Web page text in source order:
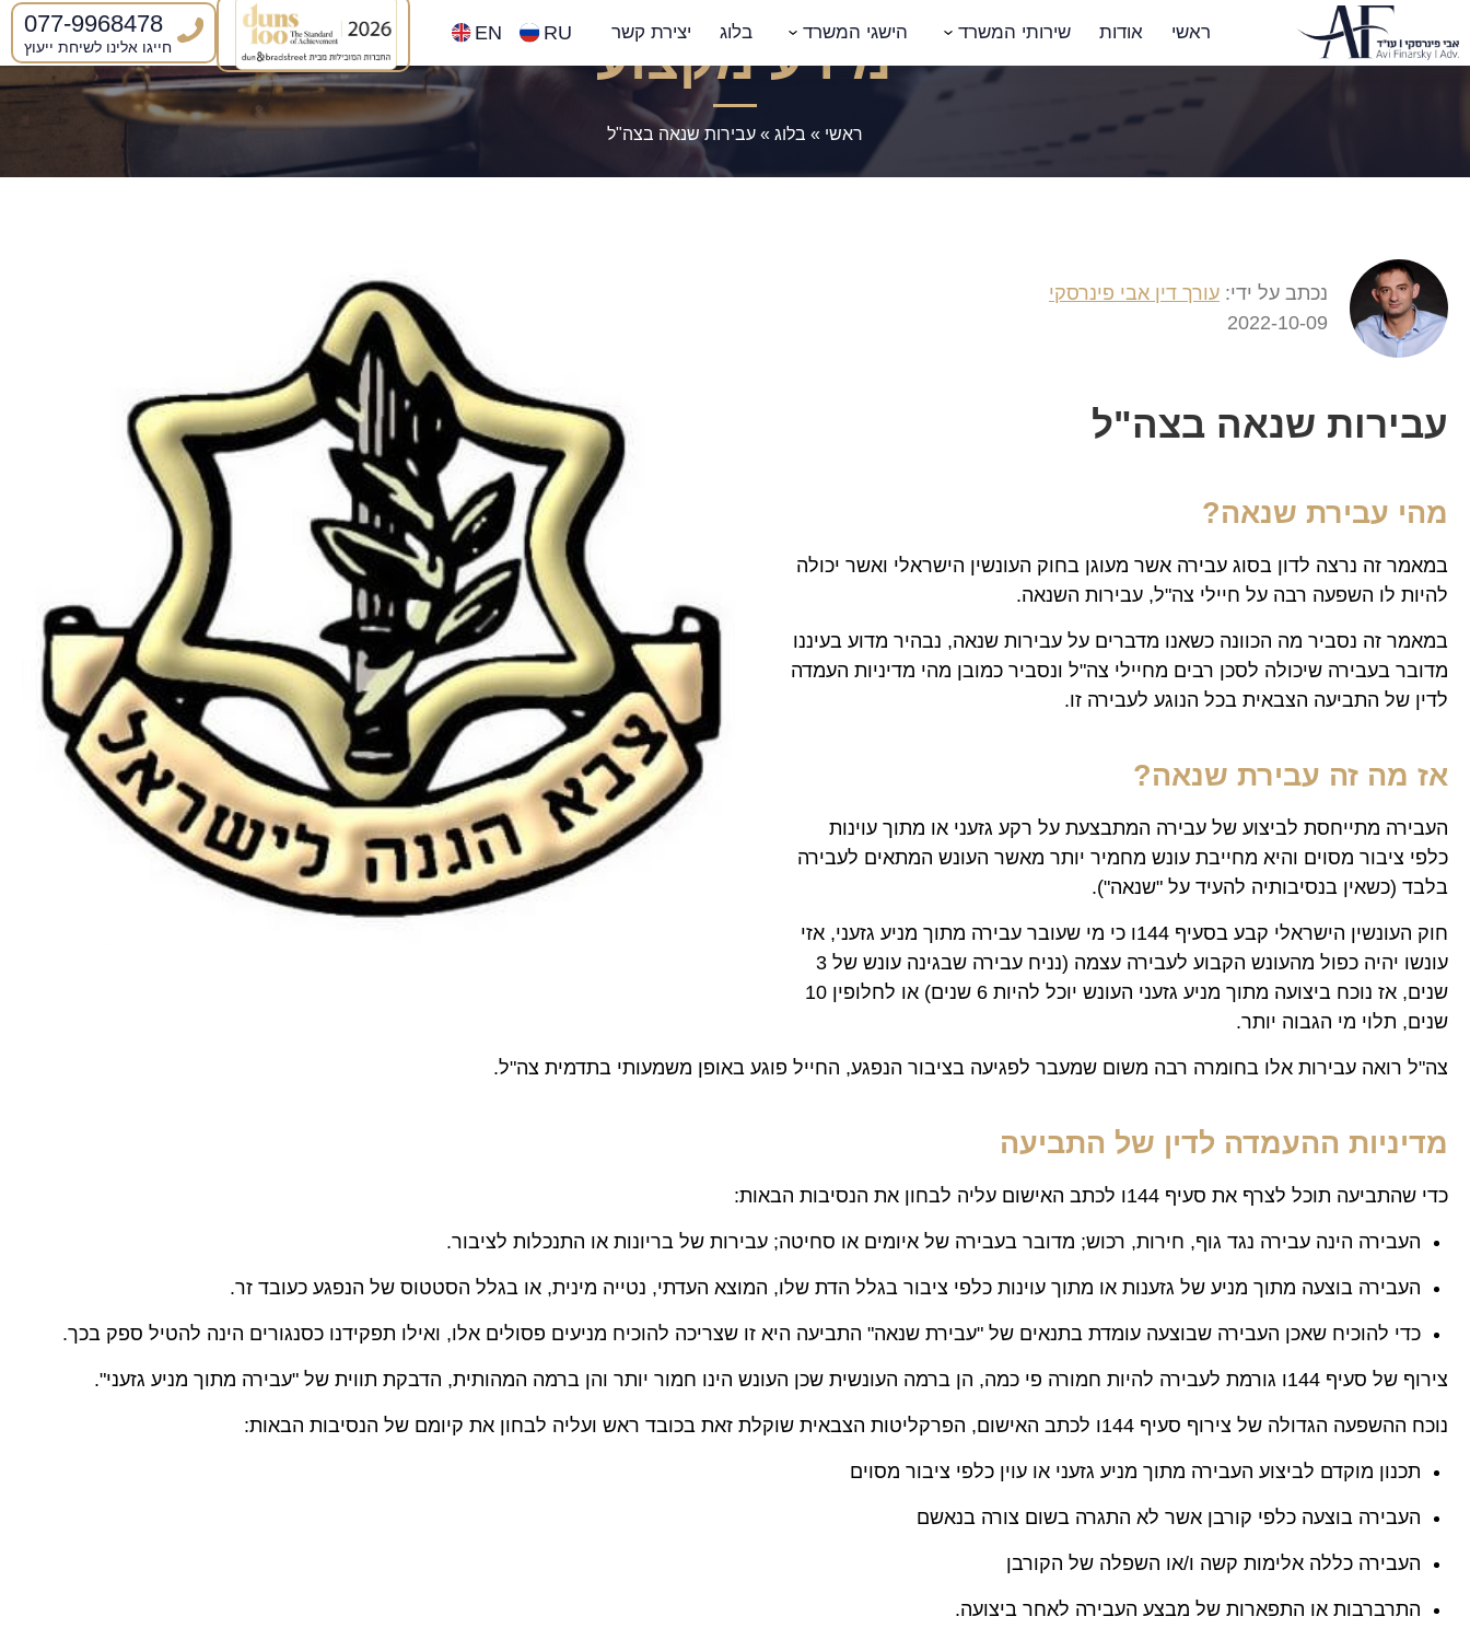
ראשי אודות שירותי המשרד הישגי המשרד בלוג יצירת קשר RU
EN
077-9968478
חייגו אלינו לשיחת ייעוץ מידע מקצועי
ראשי » בלוג » עבירות שנאה בצה"ל
נכתב על ידי: עורך דין אבי פינרסקי
2022-10-09
עבירות שנאה בצה"ל
מהי עבירת שנאה?
במאמר זה נרצה לדון בסוג עבירה אשר מעוגן בחוק העונשין הישראלי ואשר יכולה
להיות לו השפעה רבה על חיילי צה"ל, עבירות השנאה.
במאמר זה נסביר מה הכוונה כשאנו מדברים על עבירות שנאה, נבהיר מדוע בעיננו
מדובר בעבירה שיכולה לסכן רבים מחיילי צה"ל ונסביר כמובן מהי מדיניות העמדה
לדין של התביעה הצבאית בכל הנוגע לעבירה זו.
אז מה זה עבירת שנאה?
העבירה מתייחסת לביצוע של עבירה המתבצעת על רקע גזעני או מתוך עוינות
כלפי ציבור מסוים והיא מחייבת עונש מחמיר יותר מאשר העונש המתאים לעבירה
בלבד (כשאין בנסיבותיה להעיד על "שנאה").
חוק העונשין הישראלי קבע בסעיף 144ו כי מי שעובר עבירה מתוך מניע גזעני, אזי
עונשו יהיה כפול מהעונש הקבוע לעבירה עצמה (נניח עבירה שבגינה עונש של 3
שנים, אז נוכח ביצועה מתוך מניע גזעני העונש יוכל להיות 6 שנים) או לחלופין 10
שנים, תלוי מי הגבוה יותר.
צה"ל רואה עבירות אלו בחומרה רבה משום שמעבר לפגיעה בציבור הנפגע, החייל פוגע באופן משמעותי בתדמית צה"ל.
מדיניות ההעמדה לדין של התביעה
כדי שהתביעה תוכל לצרף את סעיף 144ו לכתב האישום עליה לבחון את הנסיבות הבאות:
העבירה הינה עבירה נגד גוף, חירות, רכוש; מדובר בעבירה של איומים או סחיטה; עבירות של בריונות או התנכלות לציבור.
העבירה בוצעה מתוך מניע של גזענות או מתוך עוינות כלפי ציבור בגלל הדת שלו, המוצא העדתי, נטייה מינית, או בגלל הסטטוס של הנפגע כעובד זר.
כדי להוכיח שאכן העבירה שבוצעה עומדת בתנאים של "עבירת שנאה" התביעה היא זו שצריכה להוכיח מניעים פסולים אלו, ואילו תפקידנו כסנגורים הינה להטיל ספק בכך.
צירוף של סעיף 144ו גורמת לעבירה להיות חמורה פי כמה, הן ברמה העונשית שכן העונש הינו חמור יותר והן ברמה המהותית, הדבקת תווית של "עבירה מתוך מניע גזעני".
נוכח ההשפעה הגדולה של צירוף סעיף 144ו לכתב האישום, הפרקליטות הצבאית שוקלת זאת בכובד ראש ועליה לבחון את קיומם של הנסיבות הבאות:
תכנון מוקדם לביצוע העבירה מתוך מניע גזעני או עוין כלפי ציבור מסוים
העבירה בוצעה כלפי קורבן אשר לא התגרה בשום צורה בנאשם
העבירה כללה אלימות קשה ו/או השפלה של הקורבן
התרברבות או התפארות של מבצע העבירה לאחר ביצועה.